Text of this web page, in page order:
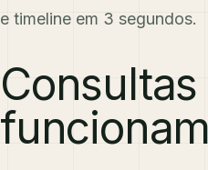
e timeline em 3 segundos.
funcionam